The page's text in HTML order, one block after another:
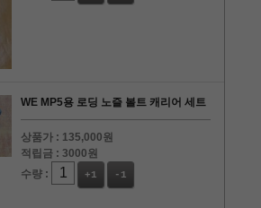
WE MP5용 로딩 노즐 볼트 캐리어 세트
상품가 : 135,000원
적립금 :3000원
수량 :
+1 -1